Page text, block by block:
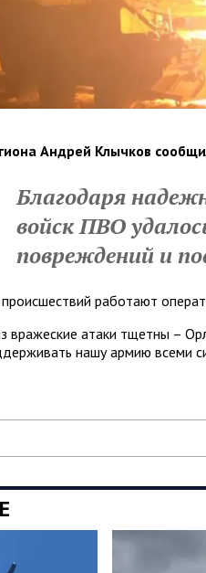
Андрей Клычков
Благодаря
войск ПВО
повреждений и
работают
вражеские атаки тщетны –
нашу армию всеми